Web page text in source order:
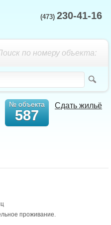
(473) 230-41-16
по номеру объекта:
Сдать жильё
№ объекта
587
проживание.